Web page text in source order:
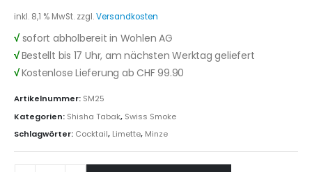
inkl. 8,1 % MwSt. zzgl.Versandkosten
√ sofort abholbereit in Wohlen AG
√Bestellt bis 17 Uhr, am nächsten Werktag geliefert
√Kostenlose Lieferung ab CHF 99.90
Artikelnummer: SM25
Kategorien: Shisha Tabak, Swiss Smoke
Schlagwörter: Cocktail, Limette, Minze